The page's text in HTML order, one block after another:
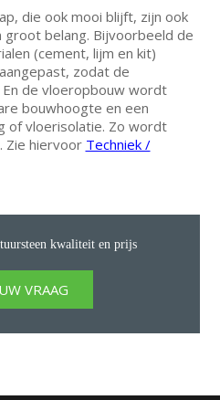
die ook mooi blijft, zijn ook
groot belang. Bijvoorbeeld de
(cement, lijm en kit)
zodat de
de vloeropbouw wordt
bouwhoogte en een
of vloerisolatie. Zo wordt
Zie hiervoor Techniek /
kwaliteit en prijs
VRAAG